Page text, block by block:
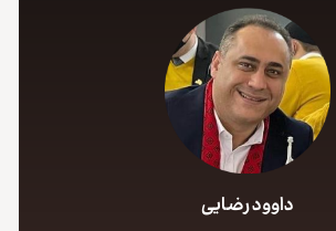
داوود رضایی